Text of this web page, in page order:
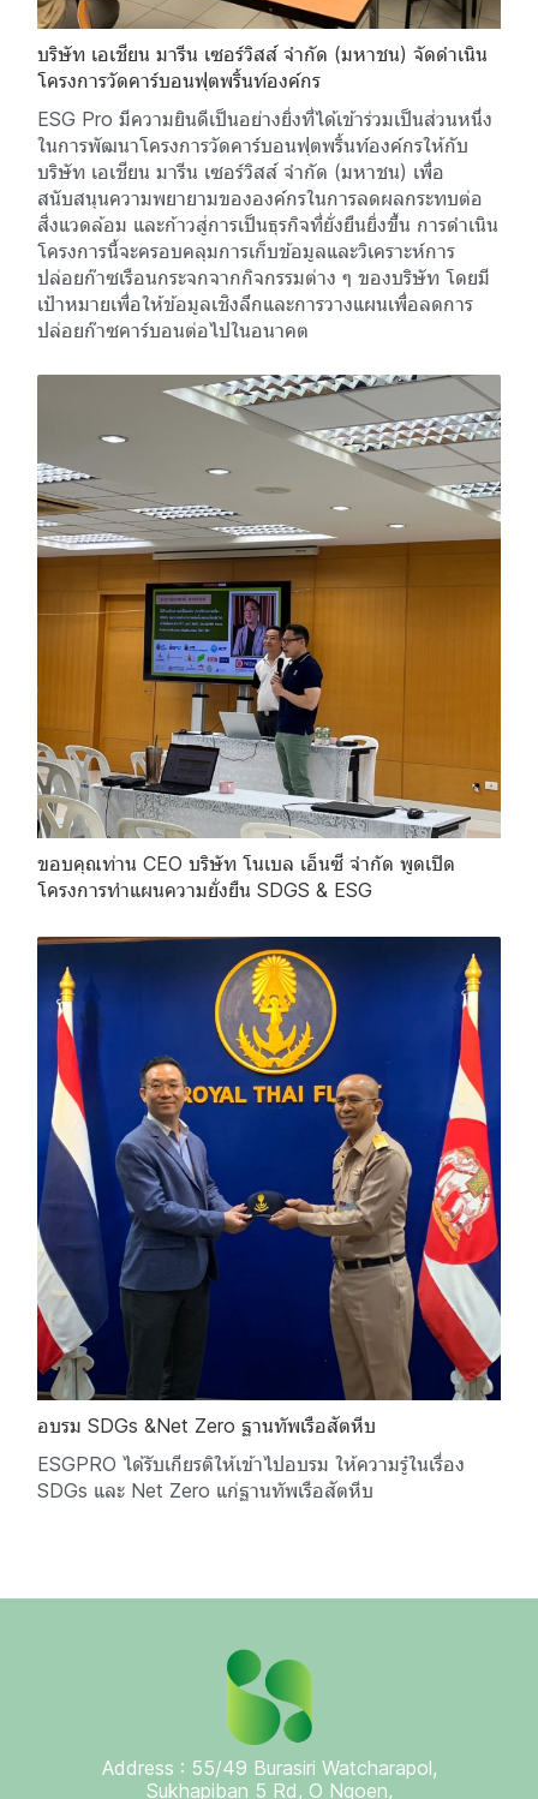
บริษัท เอเชียน มารีน เซอร์วิสส์ จำกัด (มหาชน) จัดดำเนิน
โครงการวัดคาร์บอนฟุตพริ้นท์องค์กร
ESG Pro มีความยินดีเป็นอย่างยิ่งที่ได้เข้าร่วมเป็นส่วนหนึ่ง
ในการพัฒนาโครงการวัดคาร์บอนฟุตพริ้นท์องค์กรให้กับ
บริษัท เอเชียน มารีน เซอร์วิสส์ จำกัด (มหาชน) เพื่อ
สนับสนุนความพยายามขององค์กรในการลดผลกระทบต่อ
สิ่งแวดล้อม และก้าวสู่การเป็นธุรกิจที่ยั่งยืนยิ่งขึ้น การดำเนิน
โครงการนี้จะครอบคลุมการเก็บข้อมูลและวิเคราะห์การ
ปล่อยก๊าซเรือนกระจกจากกิจกรรมต่าง ๆ ของบริษัท โดยมี
เป้าหมายเพื่อให้ข้อมูลเชิงลึกและการวางแผนเพื่อลดการ
ปล่อยก๊าซคาร์บอนต่อไปในอนาคต
ขอบคุณท่าน CEO บริษัท โนเบล เอ็นซี จำกัด พูดเปิด
โครงการทำแผนความยั่งยืน SDGS & ESG
อบรม SDGs &Net Zero ฐานทัพเรือสัตหีบ
ESGPRO ได้รับเกียรติให้เข้าไปอบรม ให้ความรู๋ในเรื่อง
SDGs และ Net Zero แก่ฐานทัพเรือสัตหีบ
Address : 55/49 Burasiri Watcharapol,
Sukhapiban 5 Rd, O Ngoen,